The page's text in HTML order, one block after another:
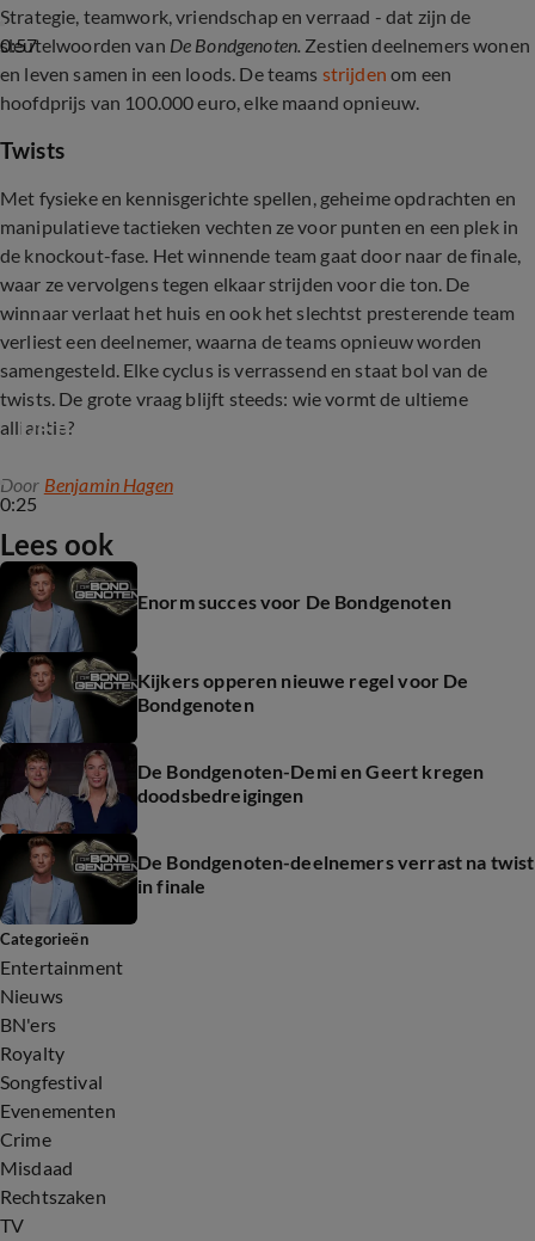
0:57
Strategie, teamwork, vriendschap en verraad - dat zijn de
sleutelwoorden van De Bondgenoten. Zestien deelnemers wonen
en leven samen in een loods. De teams strijden om een
hoofdprijs van 100.000 euro, elke maand opnieuw.
Twists
Met fysieke en kennisgerichte spellen, geheime opdrachten en
manipulatieve tactieken vechten ze voor punten en een plek in
de knockout-fase. Het winnende team gaat door naar de finale,
waar ze vervolgens tegen elkaar strijden voor die ton. De
winnaar verlaat het huis en ook het slechtst presterende team
verliest een deelnemer, waarna de teams opnieuw worden
samengesteld. Elke cyclus is verrassend en staat bol van de
twists. De grote vraag blijft steeds: wie vormt de ultieme
alliantie?
0:25
De Bondgenoten ook op zaterdag te zien
Door Benjamin Hagen
Lees ook
Enorm succes voor De Bondgenoten
Kijkers opperen nieuwe regel voor De
Bondgenoten
De Bondgenoten-Demi en Geert kregen
doodsbedreigingen
De Bondgenoten-deelnemers verrast na twist
in finale
Categorieën
Entertainment
Nieuws
BN'ers
Royalty
Songfestival
Evenementen
Crime
Misdaad
Rechtszaken
TV